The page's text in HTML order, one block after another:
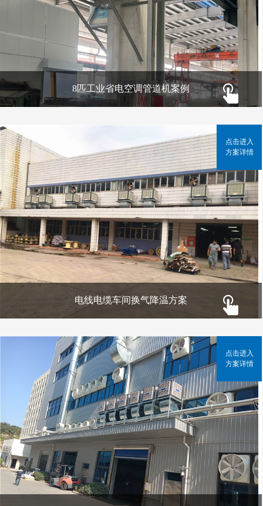
8匹工业省电空调管道机案例
电线电缆车间换气降温方案
点击进入
方案详情
点击进入
方案详情